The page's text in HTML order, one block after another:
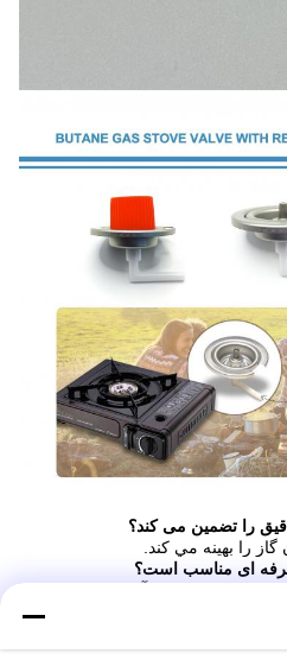
را تضمین می کند؟
را بهینه مي کند.
حرفه ای مناسب است؟
داشته باشه؟
طولاني برخوردار است.